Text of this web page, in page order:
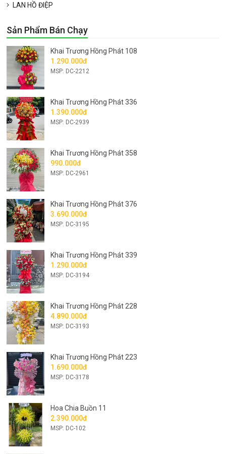
LAN HỒ ĐIỆP
Sản Phẩm Bán Chạy
Khai Trương Hồng Phát 108
1.290.000đ
MSP: DC-2212
Khai Trương Hồng Phát 336
1.390.000đ
MSP: DC-2939
Khai Trương Hồng Phát 358
990.000đ
MSP: DC-2961
Khai Trương Hồng Phát 376
3.690.000đ
MSP: DC-3195
Khai Trương Hồng Phát 339
1.290.000đ
MSP: DC-3194
Khai Trương Hồng Phát 228
4.890.000đ
MSP: DC-3193
Khai Trương Hồng Phát 223
1.690.000đ
MSP: DC-3178
Hoa Chia Buồn 11
2.390.000đ
MSP: DC-102